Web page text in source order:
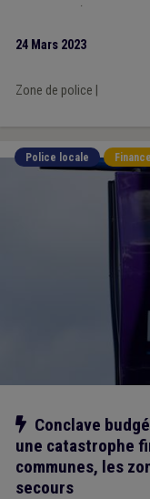
migrations (Nations
24 Mars 2023
Zone de police
Police locale
Notre action
Conclave
une catastrophe
communes, les
secours